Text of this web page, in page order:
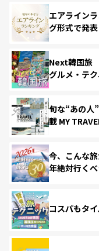
エアライン
グ形式で発表
Next韓国旅
グルメ・テ
旬な“あの人
載 MY
今、こんな
年絶対行く
コスパもタ